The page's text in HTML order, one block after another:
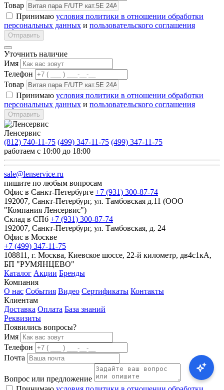
Товар
Принимаю условия политики в отношении обработки
персональных данных и пользовательского соглашения
Отправить
Уточнить наличие
Имя
Телефон
Товар
Принимаю условия политики в отношении обработки
персональных данных и пользовательского соглашения
Отправить
Ленсервис
(812) 740-11-75 (499) 347-11-75 (499) 347-11-75
работаем с 10:00 до 18:00
sale@lenservice.ru
пишите по любым вопросам
Офис в Санкт-Петербурге +7 (931) 300-87-74
192007, Санкт-Петербург, ул. Тамбовская д.11 (ООО
"Компания Ленсервис")
Склад в СПб +7 (931) 300-87-74
192007, Санкт-Петербург, ул. Тамбовская, д. 24
Офис в Москве
+7 (499) 347-11-75
108811, г. Москва, Киевское шоссе, 22-й километр, дв4с1кА,
БП "РУМЯНЦЕВО"
Каталог Акции Бренды
Компания
О нас События Видео Сертификаты Контакты
Клиентам
Доставка Оплата База знаний
Реквизиты
Появились вопросы?
Имя
Телефон
Почта
Вопрос или предложение